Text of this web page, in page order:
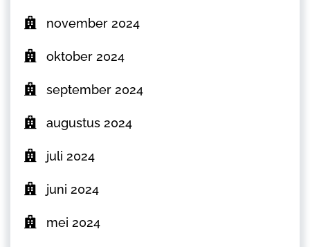
november 2024
oktober 2024
september 2024
augustus 2024
juli 2024
juni 2024
mei 2024